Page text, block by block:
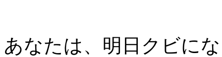
あなたは、明日クビに